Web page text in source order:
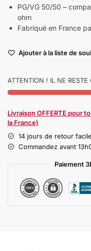
PG/VG 50/50 –
ohm
Fabriqué en France
Ajouter à la liste de
ATTENTION ! IL NE
Livraison OFFERTE pour
la France)
14 jours de retour
Commandez avant
Paiement